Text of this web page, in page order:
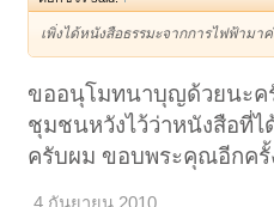
เพิ่งได้หนังสือธรรมะจากการไฟฟ้ามา
ขออนุโมทนาบุญด้วยนะค
ชุมชนหวังไว้ว่าหนังสือที่
ครับผม ขอบพระคุณอีกครั้